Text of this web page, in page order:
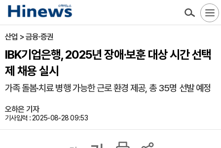
산업 > 금융·증권
IBK기업은행, 2025년 장애·보훈 대상 시간 선택
제 채용 실시
가족 돌봄·치료 병행 가능한 근로 환경 제공, 총 35명 선발 예정
오하은 기자
기사입력 : 2025-08-28 09:53